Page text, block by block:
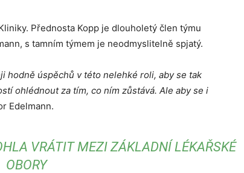
Přednosta Kopp je dlouholetý člen týmu
s tamním týmem je neodmyslitelně spjatý.
hodně úspěchů v této nelehké roli, aby se tak
ohlédnout za tím, co ním zůstává. Ale aby se i
Edelmann.
VRÁTIT MEZI ZÁKLADNÍ LÉKAŘSKÉ
OBORY